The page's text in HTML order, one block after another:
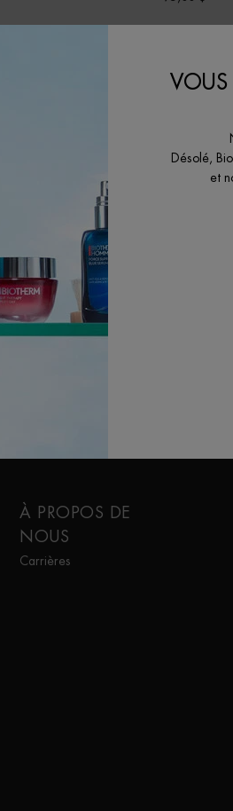
PAIEMENT SÉCURITAIRE
Grâce à nos systèmes
hautement sécurisés
À PROPOS DE
NOUS
Carrières
VOUS
Désolé,
et